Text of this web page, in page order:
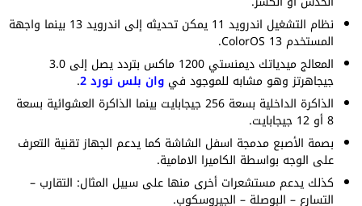
نظام التشغيل اندرويد 11 يمكن تحديثه إلى اندرويد 13 بينما واجهة
المستخدم ColorOS 13.
المعالج ميدياتك ديمنستي 1200 ماكس بتردد يصل إلى 3.0
جيجاهرتز وهو مشابه للموجود في وان بلس نورد 2 .
الذاكرة الداخلية بسعة 256 جيجابايت بينما الذاكرة العشوائية بسعة
8 أو 12 جيجابايت.
بصمة الأصبع مدمجة اسفل الشاشة كما يدعم الجهاز تقنية التعرف
على الوجه بواسطة الكاميرا الامامية.
كذلك يدعم مستشعرات أخرى منها على سبيل المثال: التقارب –
التسارع – البوصلة – الجيروسكوب.